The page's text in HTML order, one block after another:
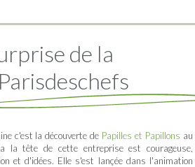
de la
c'est la découverte de Papilles et Papillons au
la tête de cette entreprise est courageuse,
et d'idées. Elle s'est lançée dans l'animation